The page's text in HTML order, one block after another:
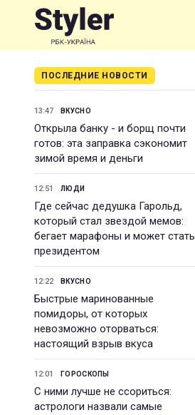
ПОСЛЕДНИЕ НОВОСТИ
13:47 ВКУСНО
Открыла банку - и борщ почти
готов: эта заправка сэкономит
зимой время и деньги
12:51 ЛЮДИ
Где сейчас дедушка Гарольд,
который стал звездой мемов:
бегает марафоны и может стать
президентом
12:22 ВКУСНО
Быстрые маринованные
помидоры, от которых
невозможно оторваться:
настоящий взрыв вкуса
12:01 ГОРОСКОПЫ
С ними лучше не ссориться:
астрологи назвали самые